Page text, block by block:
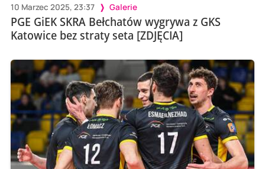
10 Marzec 2025, 23:37 Galerie
PGE GiEK SKRA Bełchatów wygrywa z GKS
Katowice bez straty seta [ZDJĘCIA]